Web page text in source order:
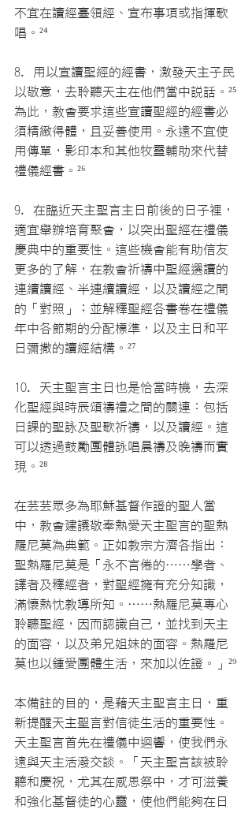
不宜在讀經臺領經、宣布事項或指揮歌
唱。 ²⁴
8. 用以宣讀聖經的經書，激發天主子民
以敬意，去聆聽天主在他們當中說話。 ²⁵
為此，教會要求這些宣讀聖經的經書必
須精緻得體，且妥善使用。永遠不宜使
用傳單，影印本和其他牧靈輔助來代替
禮儀經書。 ²⁶
9. 在臨近天主聖言主日前後的日子裡，
適宜舉辦培育聚會，以突出聖經在禮儀
慶典中的重要性。這些機會能有助信友
更多的了解，在教會祈禱中聖經選讀的
連續讀經、半連續讀經，以及讀經之間
的「對照」；並解釋聖經各書卷在禮儀
年中各節期的分配標準，以及主日和平
日彌撒的讀經結構。 ²⁷
10. 天主聖言主日也是恰當時機，去深
化聖經與時辰頌禱禮之間的關連：包括
日課的聖詠及聖歌祈禱，以及讀經。這
可以透過鼓勵團體詠唱晨禱及晚禱而實
現。 ²⁸
在芸芸眾多為耶穌基督作證的聖人當
中，教會建議敬奉熱愛天主聖言的聖熱
羅尼莫為典範。正如教宗方濟各指出：
聖熱羅尼莫是「永不言倦的……學者、
譯者及釋經者，對聖經擁有充分知識，
滿懷熱忱教導所知。……熱羅尼莫專心
聆聽聖經，因而認識自己，並找到天主
的面容，以及弟兄姐妹的面容。熱羅尼
莫也以鍾愛團體生活，來加以佐證。」 ²⁹
本備註的目的，是藉天主聖言主日，重
新提醒天主聖言對信徒生活的重要性。
天主聖言首先在禮儀中迴響，使我們永
遠與天主活潑交談。「天主聖言該被聆
聽和慶祝，尤其在感恩祭中，才可滋養
和強化基督徒的心靈，使他們能夠在日